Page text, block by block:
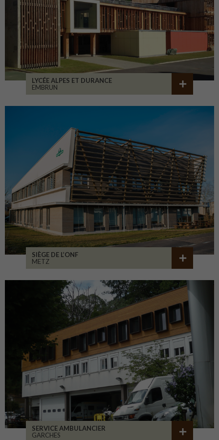
LYCÉE ALPES ET DURANCE
EMBRUN
SIÈGE DE L’ONF
METZ
SERVICE AMBULANCIER
GARCHES